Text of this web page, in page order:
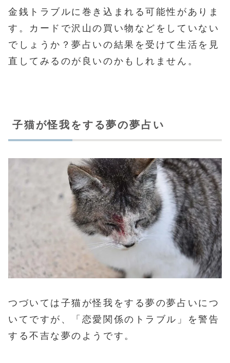
金銭トラブルに巻き込まれる可能性がありま
す。カードで沢山の買い物などをしていない
でしょうか？夢占いの結果を受けて生活を見
直してみるのが良いのかもしれません。
子猫が怪我をする夢の夢占い
つづいては子猫が怪我をする夢の夢占いにつ
いてですが、「恋愛関係のトラブル」を警告
する不吉な夢のようです。